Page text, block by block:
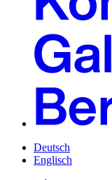
Deutsch
Englisch